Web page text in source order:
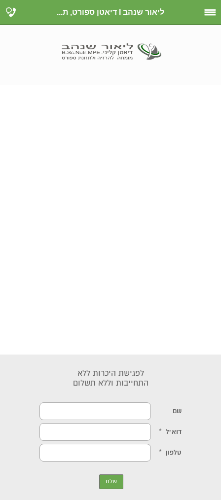
ליאור שנהב I דיאטן ספורט, ת...
לפגישת היכרות ללא
התחייבות וללא תשלום